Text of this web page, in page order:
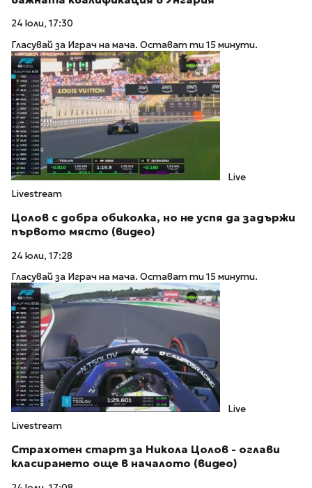
24 юли, 17:30
Гласувай за Играч на мача. Остават ти 15 минути.
Live
Livestream
Цолов с добра обиколка, но не успя да задържи
първото място (видео)
24 юли, 17:28
Гласувай за Играч на мача. Остават ти 15 минути.
Live
Livestream
Страхотен старт за Никола Цолов - оглави
класирането още в началото (видео)